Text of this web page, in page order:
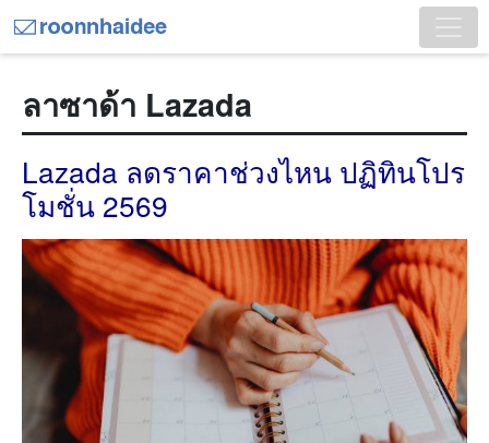
ลาซาด้า Lazada
Lazada ลดราคาช่วงไหน ปฏิทินโปร
โมชั่น 2569